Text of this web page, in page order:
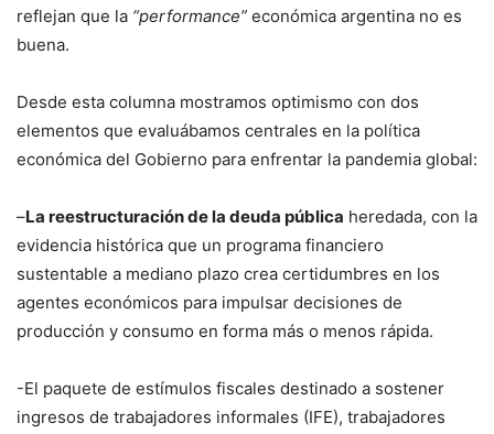
reflejan que la “performance” económica argentina no es
buena.
Desde esta columna mostramos optimismo con dos
elementos que evaluábamos centrales en la política
económica del Gobierno para enfrentar la pandemia global:
–La reestructuración de la deuda pública heredada, con la
evidencia histórica que un programa financiero
sustentable a mediano plazo crea certidumbres en los
agentes económicos para impulsar decisiones de
producción y consumo en forma más o menos rápida.
-El paquete de estímulos fiscales destinado a sostener
ingresos de trabajadores informales (IFE), trabajadores